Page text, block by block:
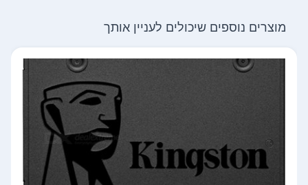
מוצרים נוספים שיכולים לעניין אותך